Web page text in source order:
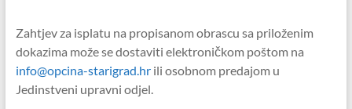
Zahtjev za isplatu na propisanom obrascu sa priloženim
dokazima može se dostaviti elektroničkom poštom na
info@opcina-starigrad.hrili osobnom predajom u
Jedinstveni upravni odjel.